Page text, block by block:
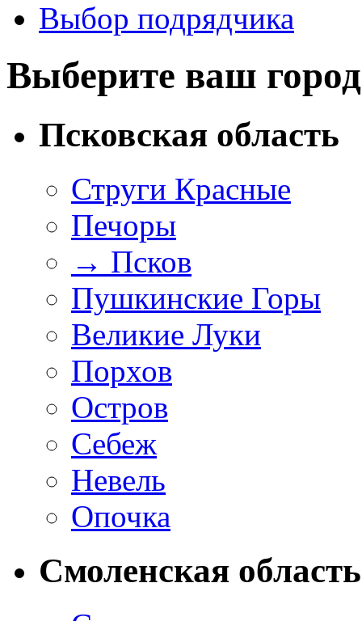
Выбор подрядчика
Выберите ваш город
Псковская область
Струги Красные
Печоры
→ Псков
Пушкинские Горы
Великие Луки
Порхов
Остров
Себеж
Невель
Опочка
Смоленская область